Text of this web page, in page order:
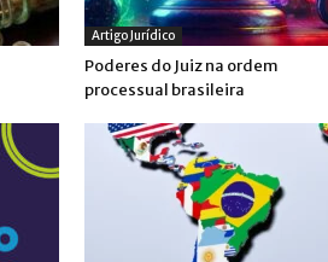
Artigo Jurídico
Poderes do Juiz na ordem
processual brasileira